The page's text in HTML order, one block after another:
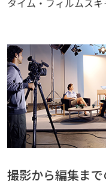
タイム・フィルムスキ
撮影から編集ま